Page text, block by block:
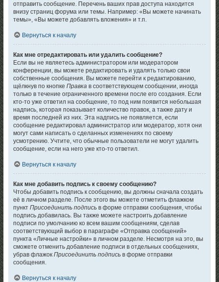
отправить сообщение. Перечень ваших прав доступа находится
внизу страниц форума или темы. Например: «Вы можете начинать
темы», «Вы можете добавлять вложения» и т.п.
Вернуться к началу
Как мне отредактировать или удалить сообщение?
Если вы не являетесь администратором или модератором
конференции, вы можете редактировать и удалять только свои
собственные сообщения. Вы можете перейти к редактированию,
щёлкнув по кнопкеПравка в соответствующем сообщении, иногда
только в течение ограниченного времени после его создания. Если
кто-то уже ответил на сообщение, то под ним появится небольшая
надпись, которая показывает количество правок, а также дату и
время последней из них. Эта надпись не появляется, если
сообщение редактировал администратор или модератор, хотя они
могут сами написать о сделанных изменениях по своему
усмотрению. Учтите, что обычные пользователи не могут удалить
сообщение, если на него уже кто-то ответил.
Вернуться к началу
Как мне добавить подпись к своему сообщению?
Чтобы добавить подпись к сообщению, вы должны сначала создать
её в личном разделе. После этого вы можете отметить флажком
пунктПрисоединить подпись в форме отправки сообщения, чтобы
подпись добавилась. Вы также можете настроить добавление
подписи по умолчанию ко всем вашим сообщениям, сделав
соответствующий выбор в параграфе «Отправка сообщений»
пункта «Личные настройки» в личном разделе. Несмотря на это, вы
сможете отменить добавление подписи в отдельных сообщениях,
убрав флажокПрисоединить подпись в форме отправки
сообщения.
Вернуться к началу